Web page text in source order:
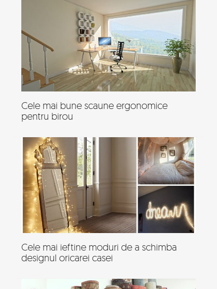
Cele mai bune scaune ergonomice
pentru birou
Cele mai ieftine moduri de a schimba
designul oricarei casei